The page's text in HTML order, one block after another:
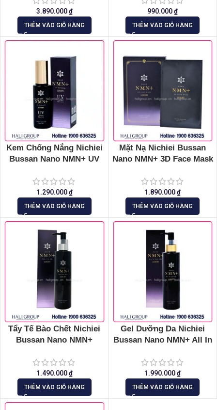
Viên)
3.890.000₫
THÊM VÀO GIỎ HÀNG
990.000₫
THÊM VÀO GIỎ HÀNG
Kem Chống Nắng Nichiei
Bussan Nano NMN+ UV
PA++++)
1.290.000₫
THÊM VÀO GIỎ HÀNG
Mặt Nạ Nichiei Bussan
Nano NMN+ 3D Face Mask
1.890.000₫
THÊM VÀO GIỎ HÀNG
Tẩy Tế Bào Chết Nichiei
Bussan Nano NMN+
1.490.000₫
THÊM VÀO GIỎ HÀNG
Gel Dưỡng Da Nichiei
Bussan Nano NMN+ All In
1.990.000₫
THÊM VÀO GIỎ HÀNG